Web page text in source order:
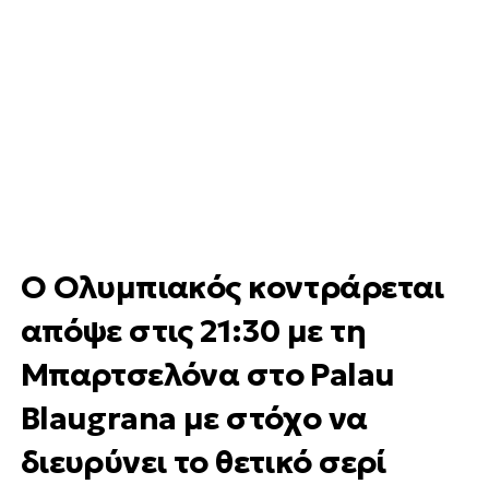
Ο Ολυμπιακός κοντράρεται
απόψε στις 21:30 με τη
Μπαρτσελόνα στο Palau
Blaugrana με στόχο να
διευρύνει το θετικό σερί